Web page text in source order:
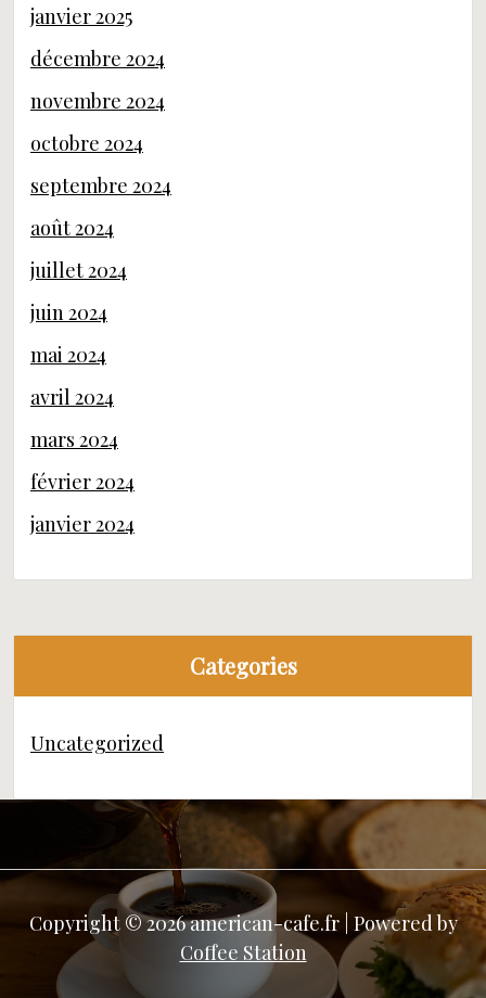
janvier 2025
décembre 2024
novembre 2024
octobre 2024
septembre 2024
août 2024
juillet 2024
juin 2024
mai 2024
avril 2024
mars 2024
février 2024
janvier 2024
Categories
Uncategorized
Copyright © 2026 american-cafe.fr | Powered by
Coffee Station